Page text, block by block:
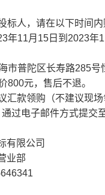
标人，请在以下时间内
年11月15日到2023
市普陀区长寿路285号
800元，售后不退。
汇款领购（不建议现
过电子邮件方式提交
有限公司
业部